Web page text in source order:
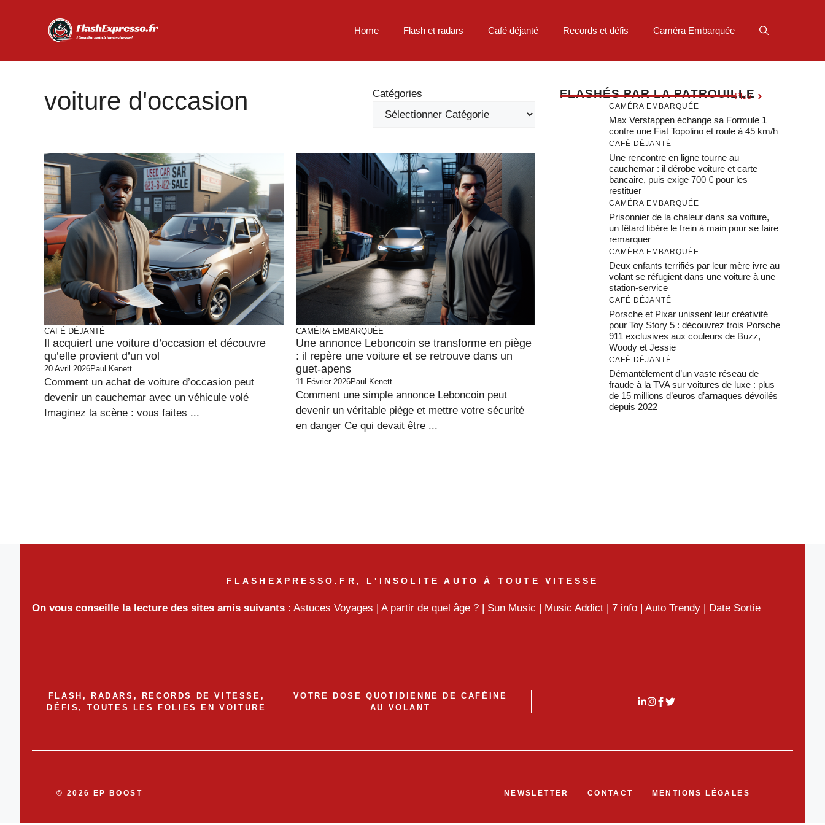
Home Flash et radars Café déjanté Records et défis Caméra Embarquée
voiture d'occasion Catégories
CAFÉ DÉJANTÉ
Il acquiert une voiture d’occasion et découvre
qu’elle provient d’un vol
20 Avril 2026Paul Kenett
Comment un achat de voiture d’occasion peut
devenir un cauchemar avec un véhicule volé
Imaginez la scène : vous faites ...
CAMÉRA EMBARQUÉE
Une annonce Leboncoin se transforme en piège
: il repère une voiture et se retrouve dans un
guet-apens
11 Février 2026Paul Kenett
Comment une simple annonce Leboncoin peut
devenir un véritable piège et mettre votre sécurité
en danger Ce qui devait être ...
FLASHÉS PAR LA PATROUILLE
Plus
CAMÉRA EMBARQUÉE
Max Verstappen échange sa Formule 1
contre une Fiat Topolino et roule à 45 km/h
CAFÉ DÉJANTÉ
Une rencontre en ligne tourne au
cauchemar : il dérobe voiture et carte
bancaire, puis exige 700 € pour les
restituer
CAMÉRA EMBARQUÉE
Prisonnier de la chaleur dans sa voiture,
un fêtard libère le frein à main pour se faire
remarquer
CAMÉRA EMBARQUÉE
Deux enfants terrifiés par leur mère ivre au
volant se réfugient dans une voiture à une
station-service
CAFÉ DÉJANTÉ
Porsche et Pixar unissent leur créativité
pour Toy Story 5 : découvrez trois Porsche
911 exclusives aux couleurs de Buzz,
Woody et Jessie
CAFÉ DÉJANTÉ
Démantèlement d’un vaste réseau de
fraude à la TVA sur voitures de luxe : plus
de 15 millions d’euros d’arnaques dévoilés
depuis 2022
FLASHEXPRESSO.FR, L'INSOLITE AUTO À TOUTE VITESSE
On vous conseille la lecture des sites amis suivants : Astuces Voyages | A partir de quel âge ? | Sun Music | Music Addict | 7 info | Auto Trendy | Date Sortie
FLASH, RADARS, RECORDS DE VITESSE,
DÉFIS, TOUTES LES FOLIES EN VOITURE
VOTRE DOSE QUOTIDIENNE DE CAFÉINE
AU VOLANT
© 2026 EP BOOST NEWSLETTER CONTACT MENTIONS LÉGALES